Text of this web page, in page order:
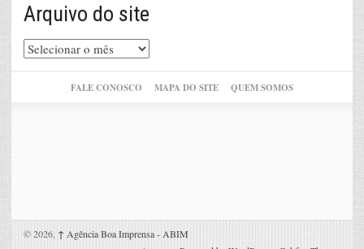
Arquivo do site
Arquivo
do
FALE CONOSCO MAPA DO SITE QUEM SOMOS
© 2026, ↑ Agência Boa Imprensa - ABIM